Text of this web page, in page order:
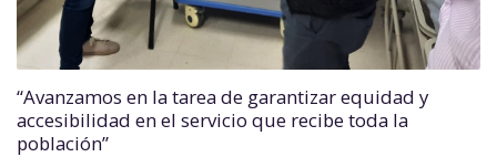
“Avanzamos en la tarea de garantizar equidad y
accesibilidad en el servicio que recibe toda la
población”